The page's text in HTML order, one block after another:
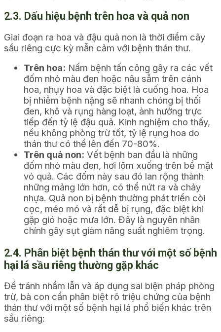
2.3. Dấu hiệu bệnh trên hoa và quả non
Giai đoạn ra hoa và đậu quả non là thời điểm cây
sầu riêng cực kỳ mẫn cảm với bệnh thán thư.
Trên hoa: Nấm bệnh tấn công gây ra các vết
đốm nhỏ màu đen hoặc nâu sẫm trên cánh
hoa, nhụy hoa và đặc biệt là cuống hoa. Hoa
bị nhiễm bệnh nặng sẽ nhanh chóng bị thối
đen, khô và rụng hàng loạt, ảnh hưởng trực
tiếp đến tỷ lệ đậu quả. Kinh nghiệm cho thấy,
nếu không phòng trừ tốt, tỷ lệ rụng hoa do
thán thư có thể lên đến 70-80%.
Trên quả non: Vết bệnh ban đầu là những
đốm nhỏ màu đen, hơi lõm xuống trên bề mặt
vỏ quả. Các đốm này sau đó lan rộng thành
những mảng lớn hơn, có thể nứt ra và chảy
nhựa. Quả non bị bệnh thường phát triển còi
cọc, méo mó và rất dễ bị rụng, đặc biệt khi
gặp gió hoặc mưa lớn. Đây là nguyên nhân
chính gây sụt giảm năng suất nghiêm trọng.
2.4. Phân biệt bệnh thán thư với một số bệnh
hại lá sầu riêng thường gặp khác
Để tránh nhầm lẫn và áp dụng sai biện pháp phòng
trừ, bà con cần phân biệt rõ triệu chứng của bệnh
thán thư với một số bệnh hại lá phổ biến khác trên
sầu riêng: